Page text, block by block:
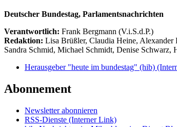
Deutscher Bundestag, Parlamentsnachrichten
Verantwortlich: Frank Bergmann (V.i.S.d.P.)
Redaktion: Lisa Brüßler, Claudia Heine,
Sandra Schmid, Michael Schmidt, Denise Schwarz,
Herausgeber "heute im bundestag" (hib)
Abonnement
Newsletter abonnieren
RSS-Dienste (Interner Link)